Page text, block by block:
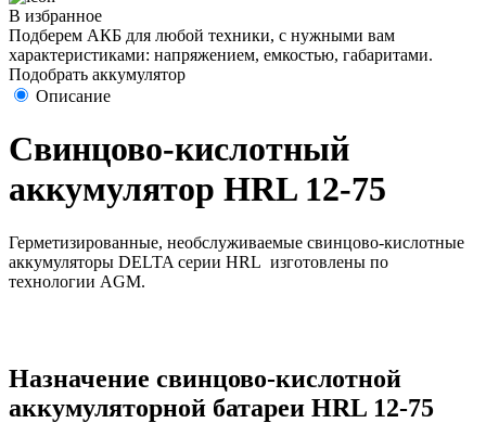
В избранное
Подберем АКБ для любой техники, с нужными вам
характеристиками: напряжением, емкостью, габаритами.
Подобрать аккумулятор
Описание
Свинцово-кислотный
аккумулятор HRL 12-75
Герметизированные, необслуживаемые свинцово-кислотные
аккумуляторы DELTA серии HRL изготовлены по
технологии AGM.
Назначение свинцово-кислотной
аккумуляторной батареи HRL 12-75